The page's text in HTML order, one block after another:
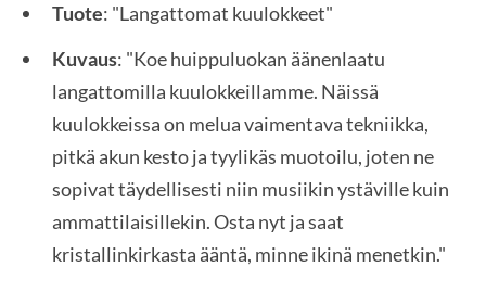
Tuote: "Langattomat kuulokkeet"
Kuvaus: "Koe huippuluokan äänenlaatu
langattomilla kuulokkeillamme. Näissä
kuulokkeissa on melua vaimentava tekniikka,
pitkä akun kesto ja tyylikäs muotoilu, joten ne
sopivat täydellisesti niin musiikin ystäville kuin
ammattilaisillekin. Osta nyt ja saat
kristallinkirkasta ääntä, minne ikinä menetkin."